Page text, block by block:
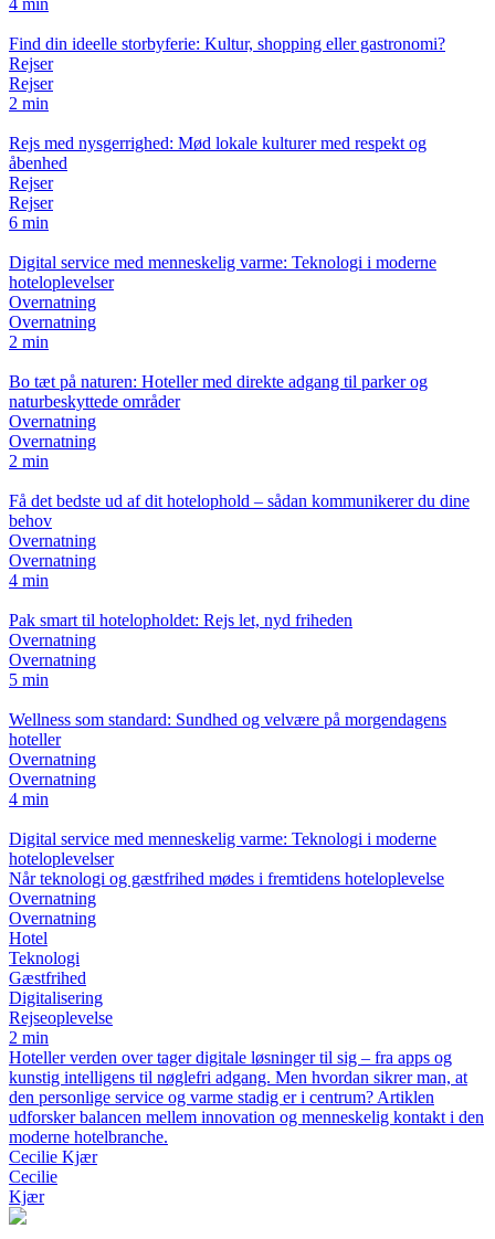
4 min
Find din ideelle storbyferie: Kultur, shopping eller gastronomi?
Rejser
Rejser
2 min
Rejs med nysgerrighed: Mød lokale kulturer med respekt og
åbenhed
Rejser
Rejser
6 min
Digital service med menneskelig varme: Teknologi i moderne
hoteloplevelser
Overnatning
Overnatning
2 min
Bo tæt på naturen: Hoteller med direkte adgang til parker og
naturbeskyttede områder
Overnatning
Overnatning
2 min
Få det bedste ud af dit hotelophold – sådan kommunikerer du dine
behov
Overnatning
Overnatning
4 min
Pak smart til hotelopholdet: Rejs let, nyd friheden
Overnatning
Overnatning
5 min
Wellness som standard: Sundhed og velvære på morgendagens
hoteller
Overnatning
Overnatning
4 min
Digital service med menneskelig varme: Teknologi i moderne
hoteloplevelser
Når teknologi og gæstfrihed mødes i fremtidens hoteloplevelse
Overnatning
Overnatning
Hotel
Teknologi
Gæstfrihed
Digitalisering
Rejseoplevelse
2 min
Hoteller verden over tager digitale løsninger til sig – fra apps og
kunstig intelligens til nøglefri adgang. Men hvordan sikrer man, at
den personlige service og varme stadig er i centrum? Artiklen
udforsker balancen mellem innovation og menneskelig kontakt i den
moderne hotelbranche.
Cecilie Kjær
Cecilie
Kjær